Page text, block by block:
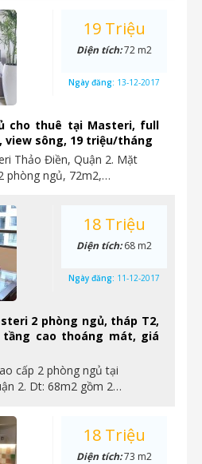
cho thuê tại Masteri, full
sông, 19 triệu/tháng
Thảo Điền, Quận 2. Mặt
phòng ngủ, 72m2,…
19 Triệu
Diện tích:72 m2
Ngày đăng: 13-12-2017
2 phòng ngủ, tháp T2,
cao thoáng mát, giá
cấp 2 phòng ngủ tại
2. Dt: 68m2 gồm 2…
18 Triệu
Diện tích:68 m2
Ngày đăng: 11-12-2017
18 Triệu
Diện tích:73 m2